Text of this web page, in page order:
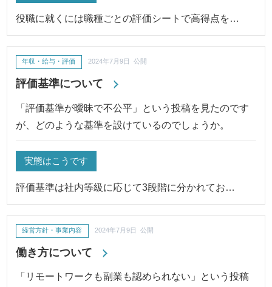
役職に就くには職種ごとの評価シートで高得点を…
評価基準について
年収・給与・評価 2024年7月9日 公開
「評価基準が曖昧で不公平」という投稿を見たのです
が、どのような基準を設けているのでしょうか。
実態はこうです
評価基準は社内等級に応じて3段階に分かれてお…
働き方について
経営方針・事業内容 2024年7月9日 公開
「リモートワークも副業も認められない」という投稿